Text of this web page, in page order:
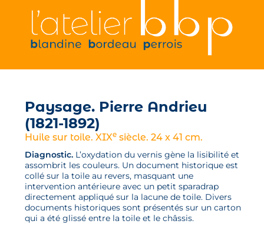
Paysage. Pierre Andrieu
(1821-1892)
Huile sur toile. XIXe siècle. 24 x 41 cm.
Diagnostic. L’oxydation du vernis gène la lisibilité et
assombrit les couleurs. Un document historique est
collé sur la toile au revers, masquant une
intervention antérieure avec un petit sparadrap
directement appliqué sur la lacune de toile. Divers
documents historiques sont présentés sur un carton
qui a été glissé entre la toile et le châssis.